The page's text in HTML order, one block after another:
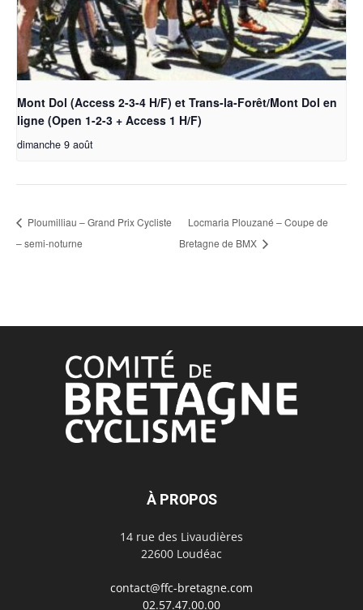
Mont Dol (Access 2-3-4 H/F) et Trans-la-Forêt/Mont Dol en
ligne (Open 1-2-3 + Access 1 H/F)
dimanche 9 août
Ploumilliau – Grand Prix Cycliste
– semi-noturne
Locmaria Plouzané – Coupe de
Bretagne de BMX
À PROPOS
14 rue des Livaudières
22600 Loudéac
contact@ffc-bretagne.com
02.57.47.00.00